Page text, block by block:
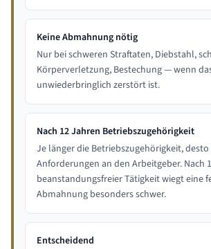
Keine Abmahnung nötig
Nur bei schweren Straftaten, Diebstahl,
Körperverletzung, Bestechung — wenn
unwiederbringlich zerstört ist.
Nach 12 Jahren Betriebszugehörigkeit
Je länger die Betriebszugehörigkeit,
Anforderungen an den Arbeitgeber. Nach
beanstandungsfreier Tätigkeit wiegt eine
Abmahnung besonders schwer.
Entscheidend